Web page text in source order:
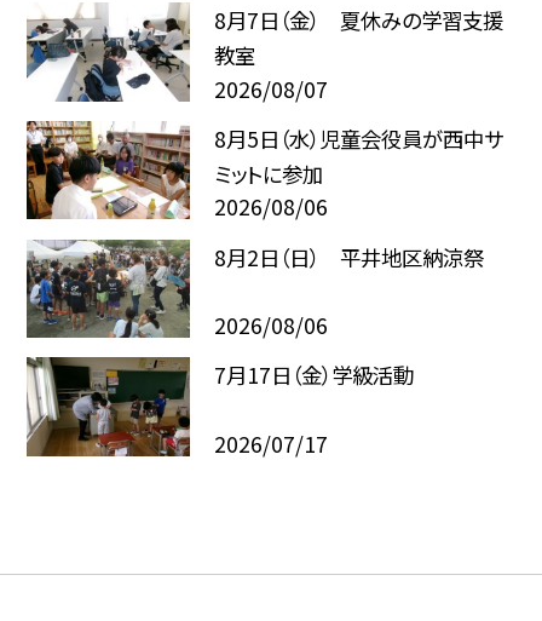
8月7日（金） 夏休みの学習支援
教室
2026/08/07
8月5日（水）児童会役員が西中サ
ミットに参加
2026/08/06
8月2日（日） 平井地区納涼祭
2026/08/06
7月17日（金）学級活動
2026/07/17